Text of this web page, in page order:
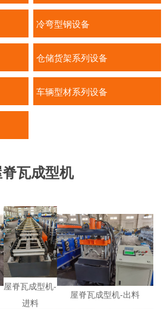
冷弯型钢设备
仓储货架系列设备
车辆型材系列设备
瓦成型机
屋脊瓦成型机-
进料
屋脊瓦成型机-出料